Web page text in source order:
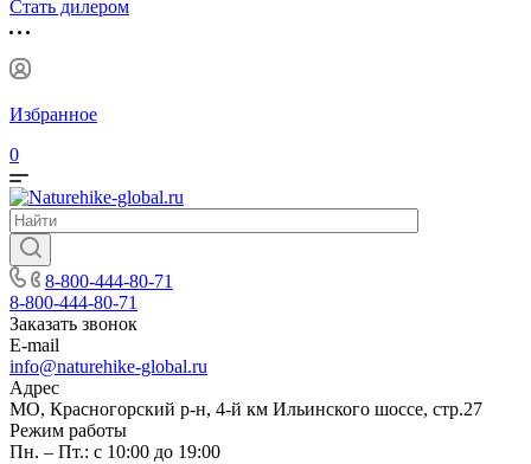
Стать дилером
Избранное
0
8-800-444-80-71
8-800-444-80-71
Заказать звонок
E-mail
info@naturehike-global.ru
Адрес
МО, Красногорский р-н, 4-й км Ильинского шоссе, стр.27
Режим работы
Пн. – Пт.: с 10:00 до 19:00